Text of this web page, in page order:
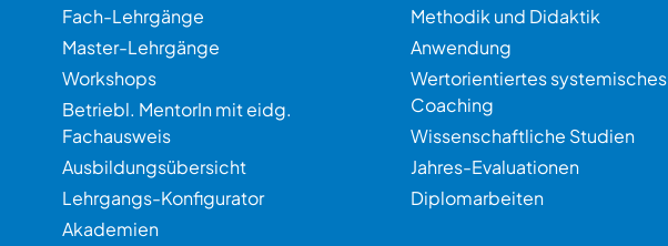
Fach-Lehrgänge
Master-Lehrgänge
Workshops
Betriebl. MentorIn mit eidg.
Fachausweis
Ausbildungsübersicht
Lehrgangs-Konfigurator
Akademien
Methodik und Didaktik
Anwendung
Wertorientiertes systemisches
Coaching
Wissenschaftliche Studien
Jahres-Evaluationen
Diplomarbeiten